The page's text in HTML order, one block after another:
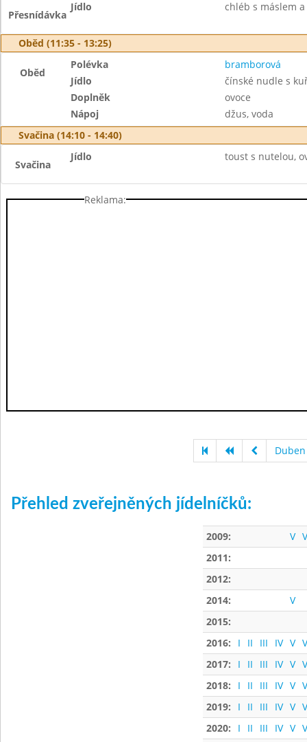
Přesnídávka
Jídlo chléb s máslem
Oběd (11:35 - 13:25)
Oběd
Polévka
bramborová
Jídlo
čínské nudle s
Doplněk
ovoce
Nápoj
džus, voda
Svačina (14:10 - 14:40)
Svačina
Jídlo toust s nutelou,
Reklama:
Přehled zveřejněných jídelníčků:
2009: V
2011:
2012:
2014:
V
2015:
2016:
I II III IV V
2017:
I II III IV V
2018:
I II III IV V
2019:
I II III IV V
2020:
I II III IV V